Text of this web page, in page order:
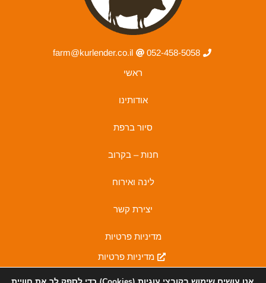
052-458-5058
farm@kurlender.co.il
ראשי
אודותינו
סיור ברפת
חנות – בקרוב
לינה ואירוח
יצירת קשר
מדיניות פרטיות
מדיניות פרטיות
F
I